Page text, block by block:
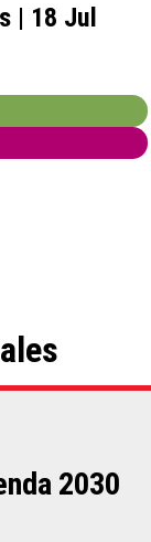
| 18 Jul
2030